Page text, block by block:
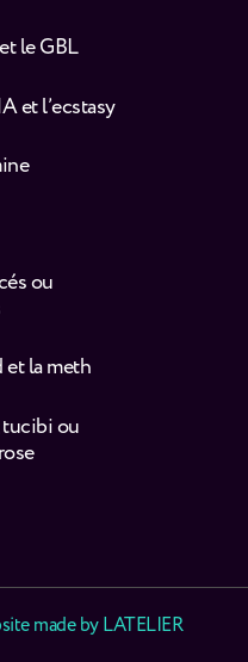
le GBL
et l’ecstasy
ou
et la meth
tucibi ou
made byLATELIER